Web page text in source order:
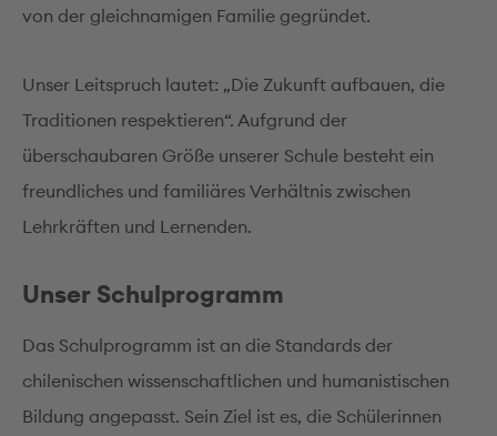
von der gleichnamigen Familie gegründet.
Unser Leitspruch lautet: „Die Zukunft aufbauen, die
Traditionen respektieren“. Aufgrund der
überschaubaren Größe unserer Schule besteht ein
freundliches und familiäres Verhältnis zwischen
Lehrkräften und Lernenden.
Unser Schulprogramm
Das Schulprogramm ist an die Standards der
chilenischen wissenschaftlichen und humanistischen
Bildung angepasst. Sein Ziel ist es, die Schülerinnen